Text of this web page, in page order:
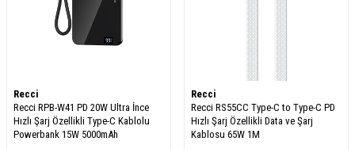
Recci
Recci RPB-W41 PD 20W Ultra İnce
Hızlı Şarj Özellikli Type-C Kablolu
Powerbank 15W 5000mAh
Recci
Recci RS55CC Type-C to Type-C PD
Hızlı Şarj Özellikli Data ve Şarj
Kablosu 65W 1M